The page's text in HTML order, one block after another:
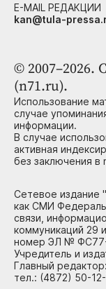
© 2007–2026.
(n71.ru).
Использование
случае
информации.
В случае
активная
без заключения в
Сетевое издание
как СМИ
связи,
коммуникаций 29
номер ЭЛ №
Учредитель и
Главный
тел.: (4872) 50-
E-MAIL РЕДАКЦИИ
kan@tula-